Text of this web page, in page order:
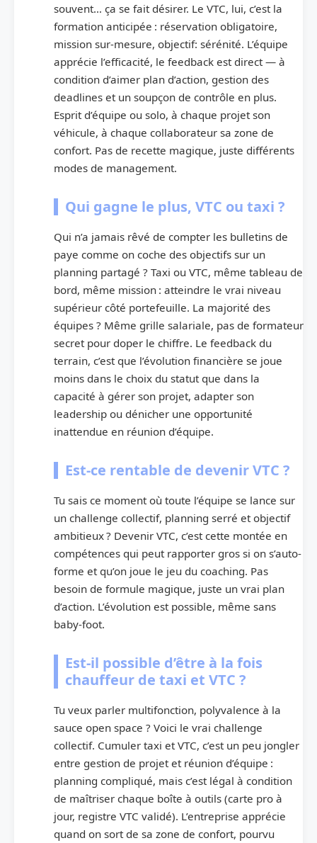
souvent… ça se fait désirer. Le VTC, lui, c’est la
formation anticipée : réservation obligatoire,
mission sur-mesure, objectif: sérénité. L’équipe
apprécie l’efficacité, le feedback est direct — à
condition d’aimer plan d’action, gestion des
deadlines et un soupçon de contrôle en plus.
Esprit d’équipe ou solo, à chaque projet son
véhicule, à chaque collaborateur sa zone de
confort. Pas de recette magique, juste différents
modes de management.
Qui gagne le plus, VTC ou taxi ?
Qui n’a jamais rêvé de compter les bulletins de
paye comme on coche des objectifs sur un
planning partagé ? Taxi ou VTC, même tableau de
bord, même mission : atteindre le vrai niveau
supérieur côté portefeuille. La majorité des
équipes ? Même grille salariale, pas de formateur
secret pour doper le chiffre. Le feedback du
terrain, c’est que l’évolution financière se joue
moins dans le choix du statut que dans la
capacité à gérer son projet, adapter son
leadership ou dénicher une opportunité
inattendue en réunion d’équipe.
Est-ce rentable de devenir VTC ?
Tu sais ce moment où toute l’équipe se lance sur
un challenge collectif, planning serré et objectif
ambitieux ? Devenir VTC, c’est cette montée en
compétences qui peut rapporter gros si on s’auto-
forme et qu’on joue le jeu du coaching. Pas
besoin de formule magique, juste un vrai plan
d’action. L’évolution est possible, même sans
baby-foot.
Est-il possible d’être à la fois
chauffeur de taxi et VTC ?
Tu veux parler multifonction, polyvalence à la
sauce open space ? Voici le vrai challenge
collectif. Cumuler taxi et VTC, c’est un peu jongler
entre gestion de projet et réunion d’équipe :
planning compliqué, mais c’est légal à condition
de maîtriser chaque boîte à outils (carte pro à
jour, registre VTC validé). L’entreprise apprécie
quand on sort de sa zone de confort, pourvu